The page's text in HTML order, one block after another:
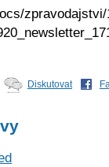
Diskutovat